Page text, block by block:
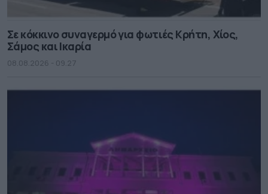
Σε κόκκινο συναγερμό για φωτιές Κρήτη, Χίος,
Σάμος και Ικαρία
08.08.2026 - 09.27